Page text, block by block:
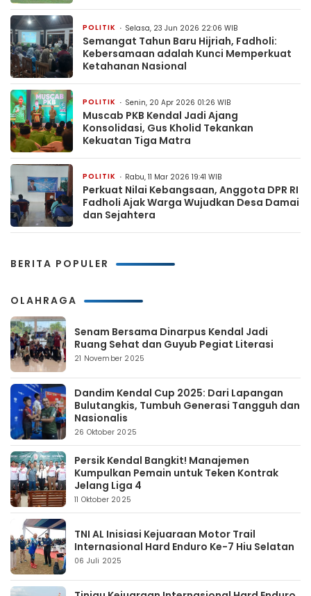
POLITIK Selasa, 23 Jun 2026 22:06 WIB
Semangat Tahun Baru Hijriah, Fadholi:
Kebersamaan adalah Kunci Memperkuat
Ketahanan Nasional
POLITIK Senin, 20 Apr 2026 01:26 WIB
Muscab PKB Kendal Jadi Ajang
Konsolidasi, Gus Kholid Tekankan
Kekuatan Tiga Matra
POLITIK Rabu, 11 Mar 2026 19:41 WIB
Perkuat Nilai Kebangsaan, Anggota DPR RI
Fadholi Ajak Warga Wujudkan Desa Damai
dan Sejahtera
BERITA POPULER
OLAHRAGA
Senam Bersama Dinarpus Kendal Jadi
Ruang Sehat dan Guyub Pegiat Literasi
21 November 2025
Dandim Kendal Cup 2025: Dari Lapangan
Bulutangkis, Tumbuh Generasi Tangguh dan
Nasionalis
26 Oktober 2025
Persik Kendal Bangkit! Manajemen
Kumpulkan Pemain untuk Teken Kontrak
Jelang Liga 4
11 Oktober 2025
TNI AL Inisiasi Kejuaraan Motor Trail
Internasional Hard Enduro Ke-7 Hiu Selatan
06 Juli 2025